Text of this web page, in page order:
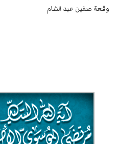
بن الحسين عليهما السلام قتل صاحب الزنج